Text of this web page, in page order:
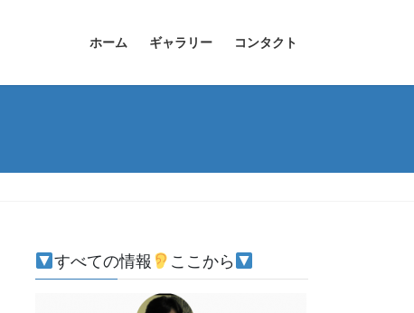
ホーム ギャラリー コンタクト
すべての情報 ここから